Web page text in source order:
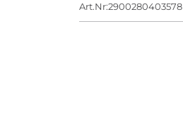
Art.Nr:2900280403578